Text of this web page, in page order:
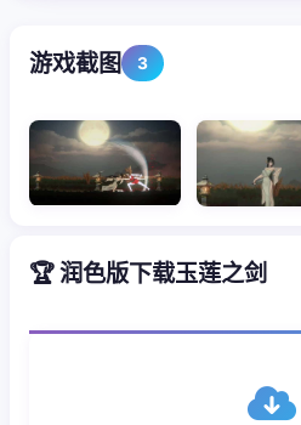
游戏截图 3
🏆 润色版下载玉莲之剑